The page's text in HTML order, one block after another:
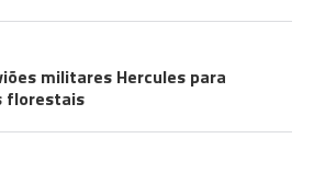
militares Hercules para
florestais